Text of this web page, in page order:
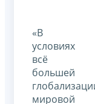
«В
условиях
всё
большей
мировой